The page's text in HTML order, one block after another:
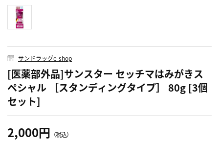
サンドラッグe-shop
[医薬部外品]サンスター セッチマはみがきス
ペシャル ［スタンディングタイプ］ 80g [3個
セット]
2,000円 （税込）